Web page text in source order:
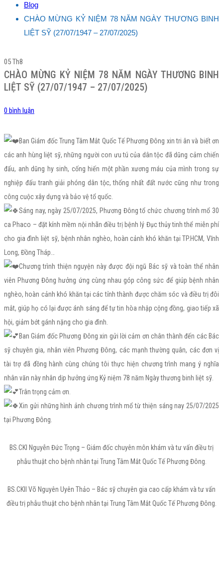
Blog
CHÀO MỪNG KỶ NIỆM 78 NĂM NGÀY THƯƠNG BINH
LIỆT SỸ (27/07/1947 – 27/07/2025)
05Th8
CHÀO MỪNG KỶ NIỆM 78 NĂM NGÀY THƯƠNG BINH
LIỆT SỸ (27/07/1947 – 27/07/2025)
0 bình luận
Ban Giám đốc Trung Tâm Mắt Quốc Tế Phương Đông xin tri ân và biết ơn
các anh hùng liệt sỹ, những người con ưu tú của dân tộc đã dũng cảm chiến
đấu, anh dũng hy sinh, cống hiến một phần xương máu của mình trong sự
nghiệp đấu tranh giải phóng dân tộc, thống nhất đất nước cũng như trong
công cuộc xây dựng và bảo vệ tổ quốc.
Sáng nay, ngày 25/07/2025, Phương Đông tổ chức chương trình mổ 30
ca Phaco – đặt kính mềm nội nhãn điều trị bệnh lý Đục thủy tinh thể miễn phí
cho gia đình liệt sỹ, bệnh nhân nghèo, hoàn cảnh khó khăn tại TP.HCM, Vĩnh
Long, Đồng Tháp…
Chương trình thiện nguyện này được đội ngũ Bác sỹ và toàn thể nhân
viên Phương Đông hưởng ứng cùng nhau góp công sức để giúp bệnh nhân
nghèo, hoàn cảnh khó khăn tại các tỉnh thành được chăm sóc và điều trị đôi
mắt, giúp họ có lại được ánh sáng để tự tin hòa nhập cộng đồng, giao tiếp xã
hội, giảm bớt gánh nặng cho gia đình.
Ban Giám đốc Phương Đông xin gửi lời cảm ơn chân thành đến các Bác
sỹ chuyên gia, nhân viên Phương Đông, các mạnh thường quân, các đơn vị
tài trợ đã đồng hành cùng chúng tôi thực hiện chương trình mang ý nghĩa
nhân văn này nhân dịp hưởng ứng Kỷ niệm 78 năm Ngày thương binh liệt sỹ.
Trân trọng cảm ơn.
Xin gửi những hình ảnh chương trình mổ từ thiện sáng nay 25/07/2025
tại Phương Đông.
BS.CKI Nguyễn Đức Trọng – Giám đốc chuyên môn khám và tư vấn điều trị
phẫu thuật cho bệnh nhân tại Trung Tâm Mắt Quốc Tế Phương Đông.
BS.CKII Võ Nguyên Uyên Thảo – Bác sỹ chuyên gia cao cấp khám và tư vấn
điều trị phẫu thuật cho bệnh nhân tại Trung Tâm Mắt Quốc Tế Phương Đông.